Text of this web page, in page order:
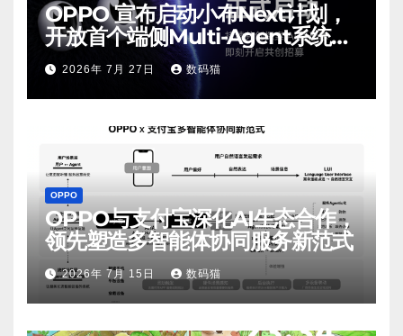
OPPO 宣布启动小布Next计划，
开放首个端侧Multi-Agent系统内
测2026年 7月 27日 数码猫
OPPO
OPPO与支付宝深化AI生态合作，
领先塑造多智能体协同服务新范式
2026年 7月 15日 数码猫